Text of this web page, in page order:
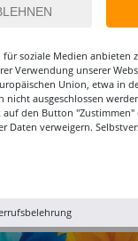
20
soziale Medien anbieten
Verwendung unserer
Union, etwa in
nicht ausgeschlossen
den Button "Zustimmen"
Daten verweigern.